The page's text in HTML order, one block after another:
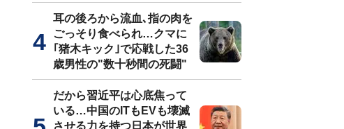
耳の後ろから流血､指の肉を
ごっそり食べられ…クマに
｢猪木キック｣で応戦した36
歳男性の"数十秒間の死闘"
だから習近平は心底焦って
いる…中国のITもEVも壊滅
させる力を持つ日本が世界